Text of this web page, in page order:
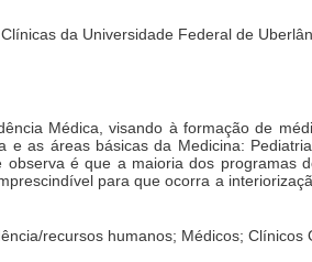
da Universidade Federal de
Médica, visando à formação de
as áreas básicas da Medicina:
é que a maioria dos programas
para que ocorra a
recursos humanos; Médicos;